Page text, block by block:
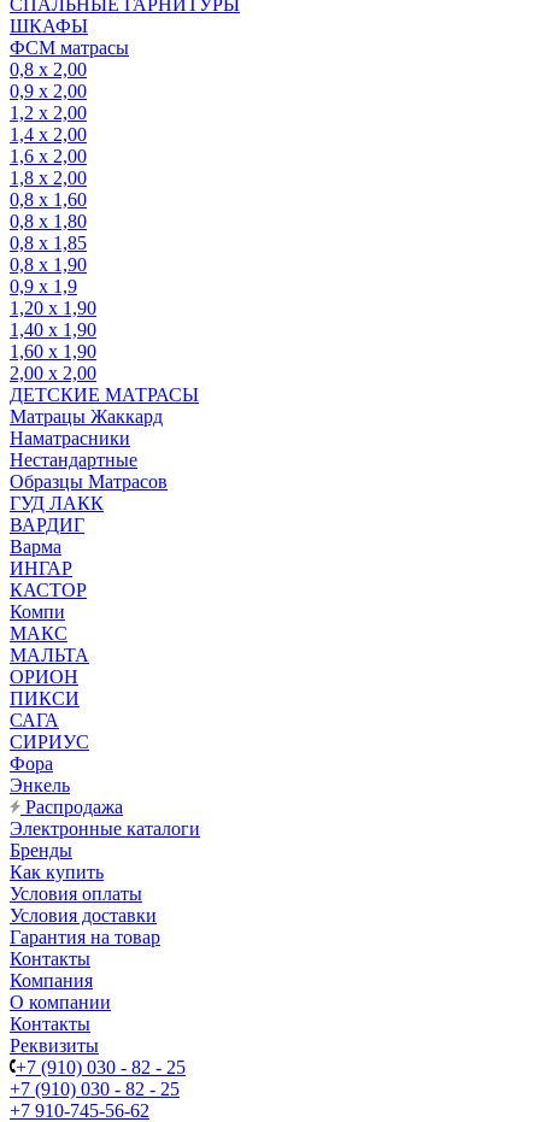
ШКАФЫ
ФСМ матрасы
0,8 х 2,00
0,9 х 2,00
1,2 х 2,00
1,4 х 2,00
1,6 х 2,00
1,8 х 2,00
0,8 х 1,60
0,8 х 1,80
0,8 х 1,85
0,8 х 1,90
0,9 х 1,9
1,20 х 1,90
1,40 х 1,90
1,60 х 1,90
2,00 х 2,00
ДЕТСКИЕ МАТРАСЫ
Матрацы Жаккард
Наматрасники
Нестандартные
Образцы Матрасов
ГУД ЛАКК
ВАРДИГ
Варма
ИНГАР
КАСТОР
Компи
МАКС
МАЛЬТА
ОРИОН
ПИКСИ
САГА
СИРИУС
Фора
Энкель
Распродажа
Электронные каталоги
Бренды
Как купить
Условия оплаты
Условия доставки
Гарантия на товар
Контакты
Компания
О компании
Контакты
Реквизиты
+7 (910) 030 - 82 - 25
+7 (910) 030 - 82 - 25
+7 910-745-56-62